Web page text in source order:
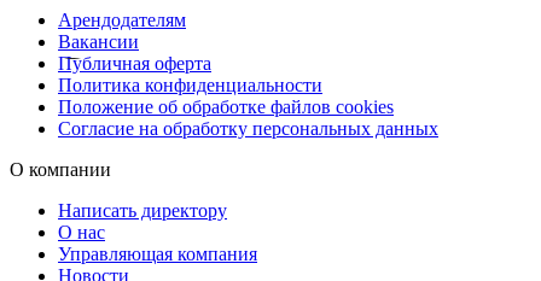
индивидуальных надписей.
Удобная доставка по всей России
Мы позаботились о том, чтобы получить заказ было удобно:
Бесплатная доставка в пункты выдачи Copy.ru
✔
Copy.ru — надёжный партнёр для брендирования кепок и
бейсболок с современными технологиями печати и
Арендодателям
Вакансии
Публичная оферта
Политика конфиденциальности
Положение об обработке файлов cookies
Согласие на обработку персональных данных
О компании
Написать директору
О нас
Управляющая компания
Новости